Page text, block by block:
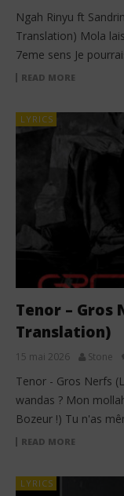
Ngah Rinyu ft
Translation) Mola
7eme sens Je
READ MORE
LYRICS
Tenor – Gros
Translation)
15 mai 2026 Stone
Tenor - Gros Nerfs
wandas ? ‎Mon
Bozeur !) ‎Tu n'as
READ MORE
LYRICS